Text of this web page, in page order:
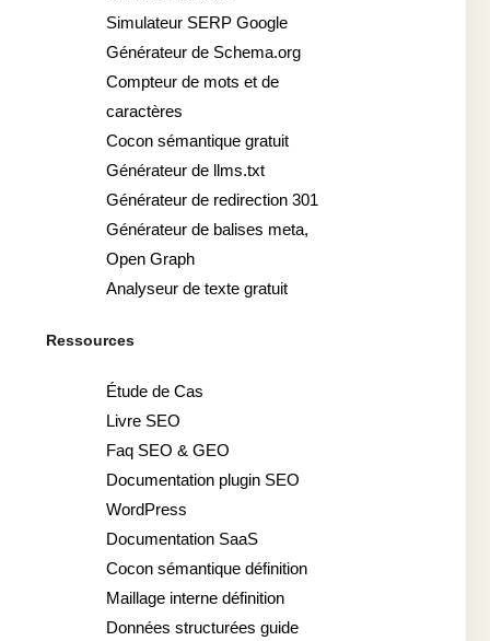
Simulateur SERP Google
Générateur de Schema.org
Compteur de mots et de
caractères
Cocon sémantique gratuit
Générateur de llms.txt
Générateur de redirection 301
Générateur de balises meta,
Open Graph
Analyseur de texte gratuit
Ressources
Étude de Cas
Livre SEO
Faq SEO & GEO
Documentation plugin SEO
WordPress
Documentation SaaS
Cocon sémantique définition
Maillage interne définition
Données structurées guide